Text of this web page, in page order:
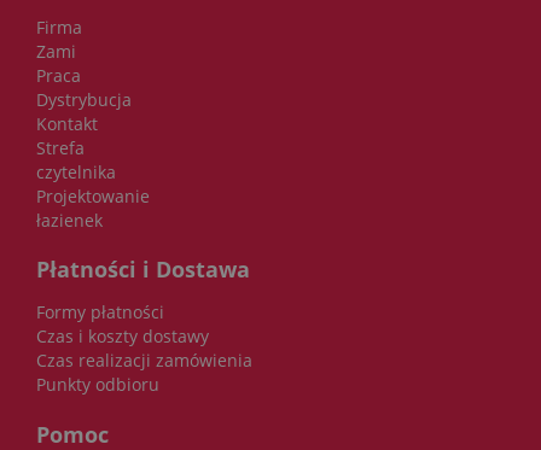
Firma
Zami
Praca
Dystrybucja
Kontakt
Strefa
czytelnika
Projektowanie
łazienek
Płatności i Dostawa
Formy płatności
Czas i koszty dostawy
Czas realizacji zamówienia
Punkty odbioru
Pomoc